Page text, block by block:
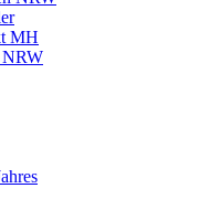
MH
NRW